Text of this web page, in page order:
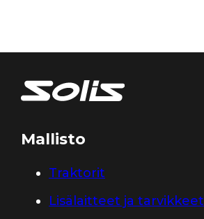
Mallisto
Traktorit
Lisälaitteet ja tarvikkeet